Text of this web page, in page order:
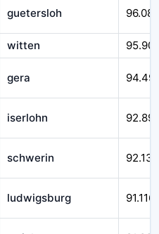
guetersloh 96.085
witten
gera
iserlohn
schwerin 92.138
ludwigsburg 91.116